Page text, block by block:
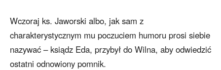
Wczoraj ks. Jaworski albo, jak sam z
charakterystycznym mu poczuciem humoru prosi siebie
nazywać – ksiądz Eda, przybył do Wilna, aby odwiedzić
ostatni odnowiony pomnik.